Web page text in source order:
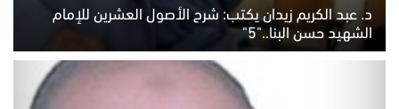
د. عبد الكريم زيدان يكتب: شرح الأصول العشرين للإمام
الشهيد حسن البنا.."5"
السبت 8 أغسطس 2026 10:46 ص